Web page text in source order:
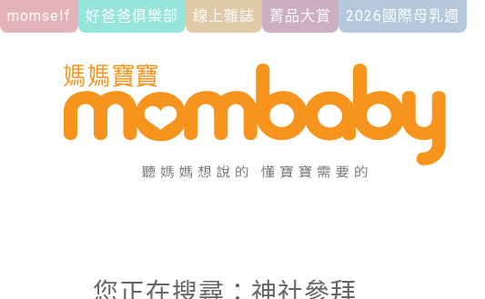
momself 好爸爸俱樂部 線上雜誌 菁品大賞 2026國際母乳週